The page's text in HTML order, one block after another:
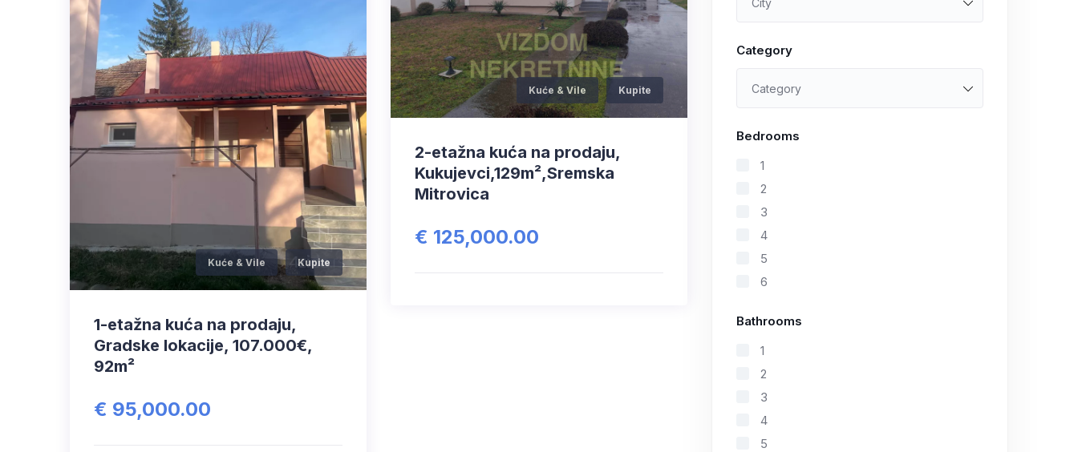
Kuće & Vile Kupite
1-etažna kuća na prodaju,
Gradske lokacije, 107.000€,
92m²
€ 95,000.00
Kuće & Vile Kupite
2-etažna kuća na prodaju,
Kukujevci,129m²,Sremska
Mitrovica
€ 125,000.00
City
Category
Category
Bedrooms
1
2
3
4
5
6
Bathrooms
1
2
3
4
5